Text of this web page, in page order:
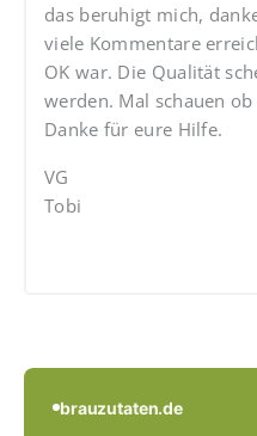
das beruhigt mich,
viele Kommentare
OK war. Die Qualität
werden. Mal schauen
Danke für eure Hilfe.
VG
Tobi
brauzutaten.de